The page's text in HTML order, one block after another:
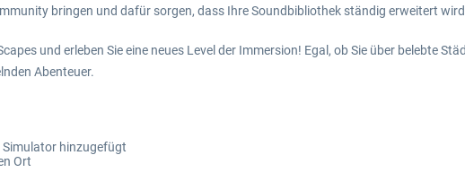
bringen und dafür sorgen, dass Ihre Soundbibliothek ständig erweitert
und erleben Sie eine neues Level der Immersion! Egal, ob Sie über belebte
Abenteuer.
Simulator hinzugefügt
Ort